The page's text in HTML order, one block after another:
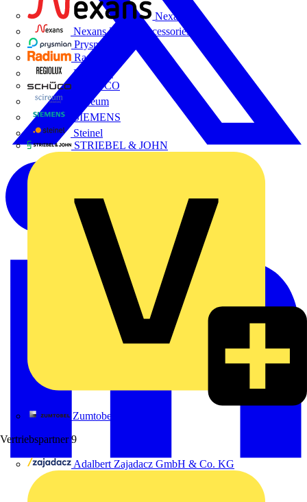
Nexans
Nexans Power Accessories
Prysmian
Radium
Regiolux
SCHÜCO
Scireum
SIEMENS
Steinel
STRIEBEL & JOHN
Zumtobel
Vertriebspartner 9
Adalbert Zajadacz GmbH & Co. KG